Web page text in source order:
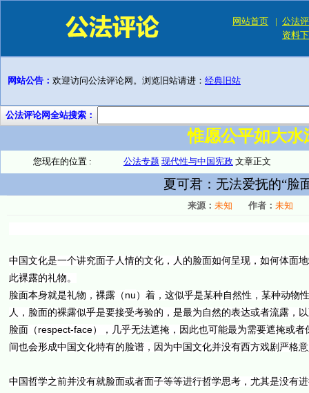
网站首页 | 公法
资料
网站公告： 欢迎访问公法评论网。浏览旧站请进： 经典旧站
公法评论网全站搜索：
惟愿公平如大
您现在的位置 : 公法专题 现代性与中国宪政 文章正文
夏可君：无法爱抚的“
来源： 未知 作者： 未知
中国文化是一个讲究面子人情的文化，人的脸面如何呈现，如何体面
此裸露的礼物。
脸面本身就是礼物，裸露（ nu ）着，这似乎是某种自然性，某种动物
人，脸面的裸露似乎是要接受考验的，是最为自然的表达或者流露，
脸面（ respect-face），几乎无法遮掩，因此也可能最为需要遮掩或
间也会形成中国文化特有的脸谱，因为中国文化并没有西方戏剧严格
中国哲学之前并没有就脸面或者面子等等进行哲学思考，尤其是没有